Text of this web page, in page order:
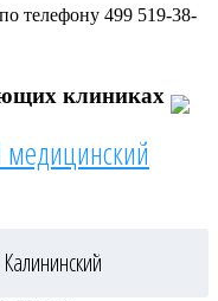
телефону 499 519-38-
клиниках